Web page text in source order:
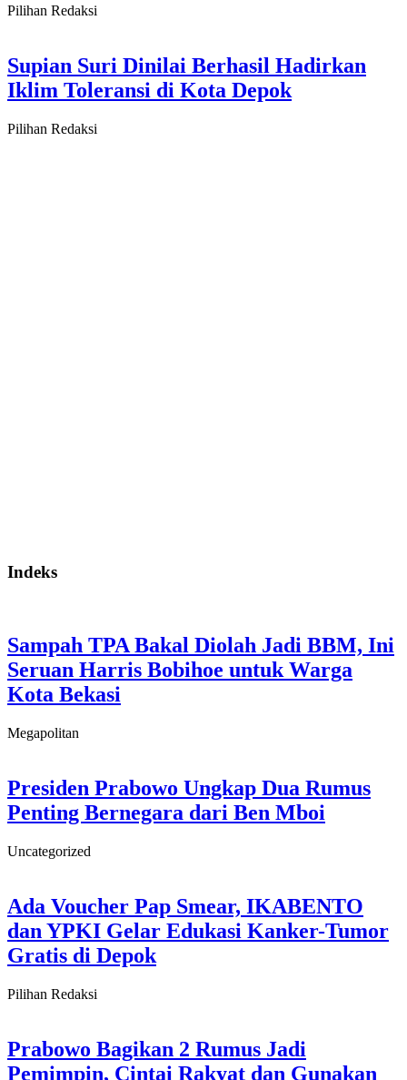
Pilihan Redaksi
Supian Suri Dinilai Berhasil Hadirkan
Iklim Toleransi di Kota Depok
Pilihan Redaksi
Indeks
Sampah TPA Bakal Diolah Jadi BBM, Ini
Seruan Harris Bobihoe untuk Warga
Kota Bekasi
Megapolitan
Presiden Prabowo Ungkap Dua Rumus
Penting Bernegara dari Ben Mboi
Uncategorized
Ada Voucher Pap Smear, IKABENTO
dan YPKI Gelar Edukasi Kanker-Tumor
Gratis di Depok
Pilihan Redaksi
Prabowo Bagikan 2 Rumus Jadi
Pemimpin, Cintai Rakyat dan Gunakan